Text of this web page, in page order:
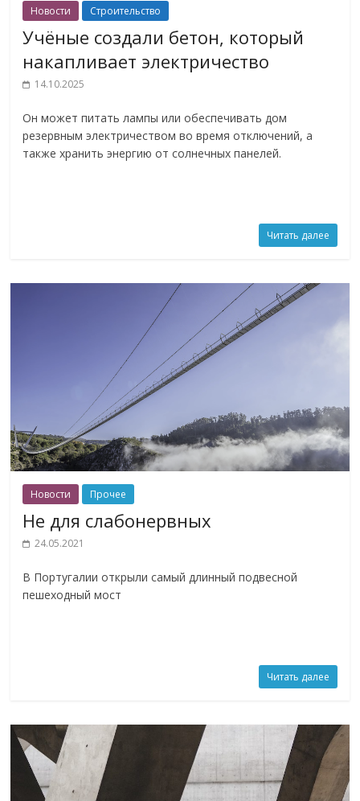
Новости Строительство
Учёные создали бетон, который
накапливает электричество
14.10.2025
Он может питать лампы или обеспечивать дом
резервным электричеством во время отключений, а
также хранить энергию от солнечных панелей.
Читать далее
Новости Прочее
Не для слабонервных
24.05.2021
В Португалии открыли самый длинный подвесной
пешеходный мост
Читать далее